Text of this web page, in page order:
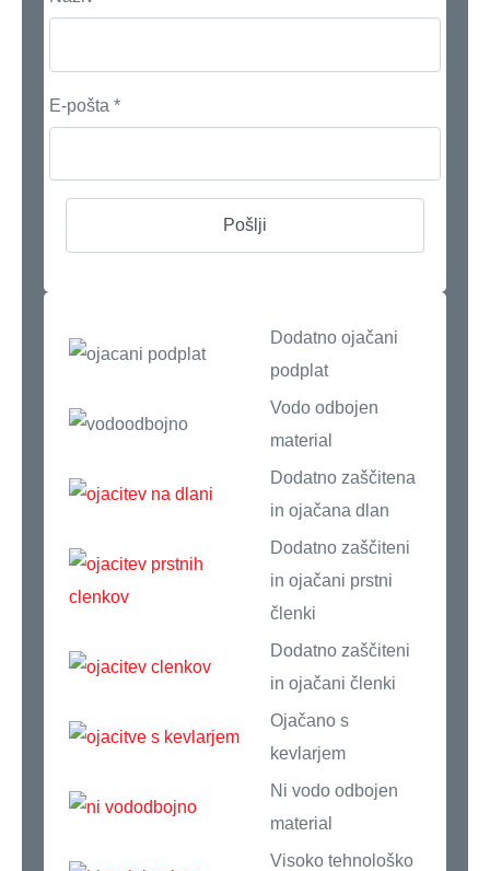
E-pošta *
Dodatno ojačani
podplat
Vodo odbojen
material
Dodatno zaščitena
in ojačana dlan
Dodatno zaščiteni
in ojačani prstni
členki
Dodatno zaščiteni
in ojačani členki
Ojačano s
kevlarjem
Ni vodo odbojen
material
Visoko tehnološko